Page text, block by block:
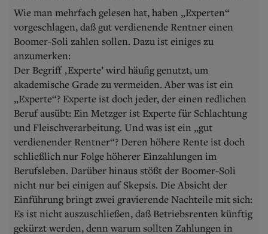
Wie man mehrfach gelesen hat, haben „Experten“
vorgeschlagen, daß gut verdienende Rentner einen
Boomer-Soli zahlen sollen. Dazu ist einiges zu
anzumerken:
Der Begriff ‚Experte’ wird häufig genutzt, um
akademische Grade zu vermeiden. Aber was ist ein
„Experte“? Experte ist doch jeder, der einen redlichen
Beruf ausübt: Ein Metzger ist Experte für Schlachtung
und Fleischverarbeitung. Und was ist ein „gut
verdienender Rentner“? Deren höhere Rente ist doch
schließlich nur Folge höherer Einzahlungen im
Berufsleben. Darüber hinaus stößt der Boomer-Soli
nicht nur bei einigen auf Skepsis. Die Absicht der
Einführung bringt zwei gravierende Nachteile mit sich:
Es ist nicht auszuschließen, daß Betriebsrenten künftig
gekürzt werden, denn warum sollten Zahlungen in